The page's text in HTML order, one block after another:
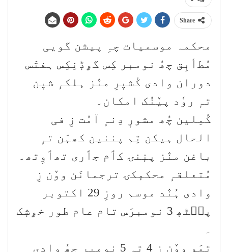
Share
محکمہ موسمیات چہِ پیشن گویی
مُطٲبِق چھُ نومبر کِس گۄڈٕنِکِس ہفتَس
دوران وادی کٔشیٖرِ منٛز ہلکہٕ شیٖن
تہٕ روٗد پیٚنُک امکان۔
کٔمِلین چُھ مشورٕ دِنہٕ آمُت زِ فی
الحال ہیکن تِم پننین کھہَن تہٕ
باغن منٛز پنٕنۍ کٲم جٲری تھٲوِتھ۔
مُتعلقہٕ محکمٕکۍ ترجمانَن ووٚن زِ
وادی ہُنٛد موسم روزِ 29 اکتوبر
پٮ۪ٹھٕ 3 نومبرَس تام عام طور خۄشٕک
۔
تِمَو ووٚن زِ 4 تہٕ 5 نومبر چھُ وادی